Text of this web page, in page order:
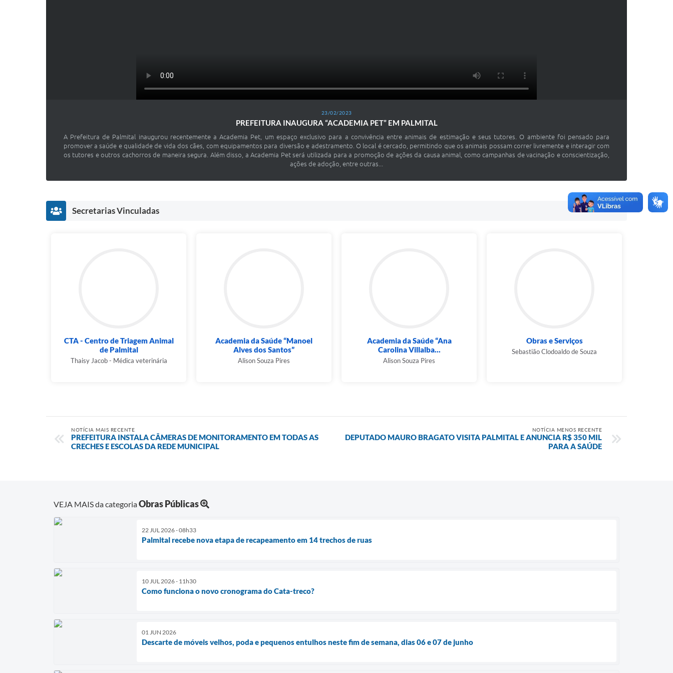
23/02/2023
PREFEITURA INAUGURA “ACADEMIA PET” EM PALMITAL
A Prefeitura de Palmital inaugurou recentemente a Academia Pet, um espaço exclusivo para a convivência entre animais de estimação e seus tutores. O ambiente foi pensado para
promover a saúde e qualidade de vida dos cães, com equipamentos para diversão e adestramento. O local é cercado, permitindo que os animais possam correr livremente e interagir com
os tutores e outros cachorros de maneira segura. Além disso, a Academia Pet será utilizada para a promoção de ações da causa animal, como campanhas de vacinação e conscientização,
ações de adoção, entre outras...
Secretarias Vinculadas
CTA - Centro de Triagem Animal
de Palmital
Thaisy Jacob - Médica veterinária
Academia da Saúde “Manoel
Alves dos Santos”
Alison Souza Pires
Academia da Saúde “Ana
Carolina Villalba...
Alison Souza Pires
Obras e Serviços
Sebastião Clodoaldo de Souza
NOTÍCIA MAIS RECENTE
PREFEITURA INSTALA CÂMERAS DE MONITORAMENTO EM TODAS AS
CRECHES E ESCOLAS DA REDE MUNICIPAL
NOTÍCIA MENOS RECENTE
DEPUTADO MAURO BRAGATO VISITA PALMITAL E ANUNCIA R$ 350 MIL
PARA A SAÚDE
VEJA MAIS da categoriaObras Públicas
22 JUL 2026 - 08h33
Palmital recebe nova etapa de recapeamento em 14 trechos de ruas
10 JUL 2026 - 11h30
Como funciona o novo cronograma do Cata-treco?
01 JUN 2026
Descarte de móveis velhos, poda e pequenos entulhos neste fim de semana, dias 06 e 07 de junho